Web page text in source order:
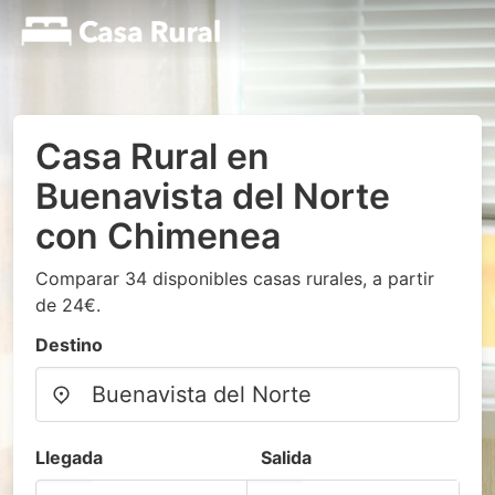
Casa Rural en
Buenavista del Norte
con Chimenea
Comparar 34 disponibles casas rurales, a partir
de 24€.
Destino
Llegada Salida